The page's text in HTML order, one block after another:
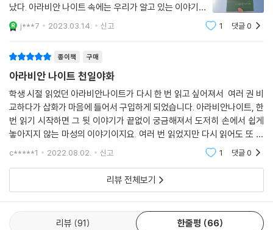
났다. 아라비안 나이트 속에는 우리가 알고 있는 이야기인
알라딘과 요술램프, 알리바바와 40인의 도둑이 등장하여
익숙함 속에서 재밌게 읽을 수 있었다. 아라비안 나이트의
j***7 2023.03.14. 신고 1 댓글0
종이책 구매
아라비안 나이트 천일야화
학생 시절 읽었던 아라비안나이트가 다시 한 번 읽고 싶어져서 여러 권 비
교하다가 삽화가 마음에 들어서 구입하게 되었습니다. 아라비안나이트, 한
번 읽기 시작하면 그 뒷 이야기가 끝없이 궁금해져서 도저히 손에서 쉽게
놓아지지 않는 마성의 이야기이지요. 여러 번 읽었지만 다시 읽어도 또 새
c*****1 2022.08.02. 신고 1 댓글0
리뷰 전체보기
리뷰 91 한줄평 66